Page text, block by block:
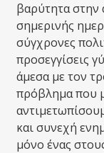
βαρύτητα στην
σημερινής
σύγχρονες
προσεγγίσεις
άμεσα με τον
πρόβλημα που
και συνεχή
μόνο ένας